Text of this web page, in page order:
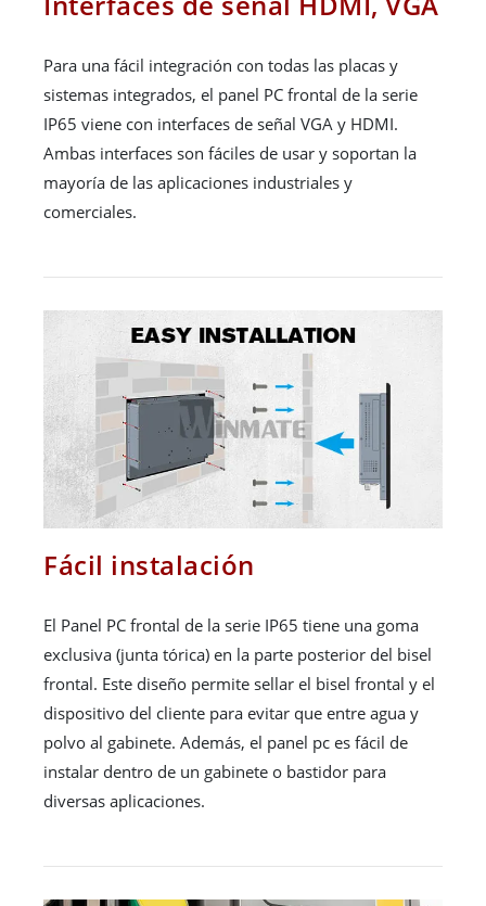
Para una fácil integración con todas las placas y
sistemas integrados, el panel PC frontal de la serie
IP65 viene con interfaces de señal VGA y HDMI.
Ambas interfaces son fáciles de usar y soportan la
mayoría de las aplicaciones industriales y
comerciales.
Fácil instalación
El Panel PC frontal de la serie IP65 tiene una goma
exclusiva (junta tórica) en la parte posterior del bisel
frontal. Este diseño permite sellar el bisel frontal y el
dispositivo del cliente para evitar que entre agua y
polvo al gabinete. Además, el panel pc es fácil de
instalar dentro de un gabinete o bastidor para
diversas aplicaciones.